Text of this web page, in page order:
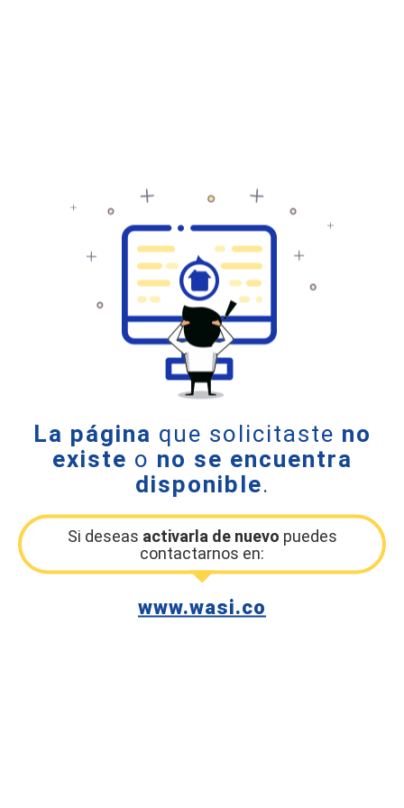
La página que solicitaste no
existe o no se encuentra
disponible.
Si deseas activarla de nuevo puedes
contactarnos en:
www.wasi.co